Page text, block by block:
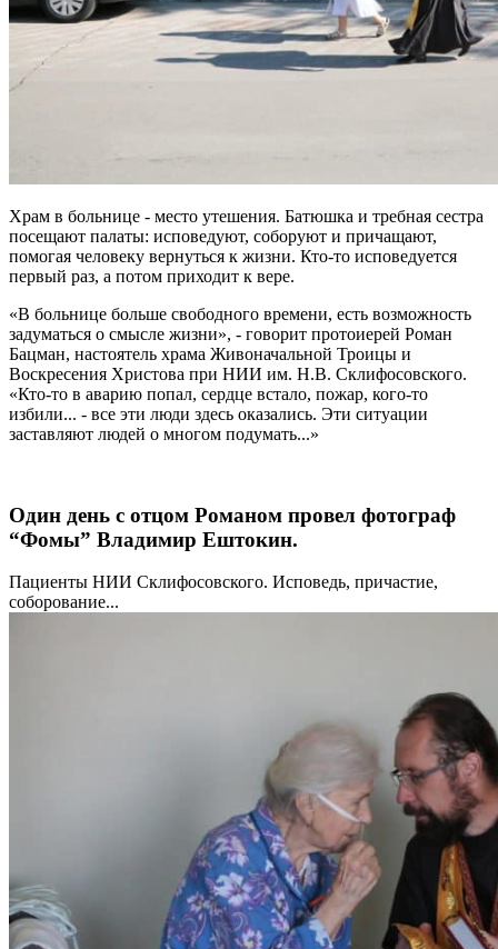
Храм в больнице - место утешения. Батюшка и требная сестра
посещают палаты: исповедуют, соборуют и причащают,
помогая человеку вернуться к жизни. Кто-то исповедуется
первый раз, а потом приходит к вере.
«В больнице больше свободного времени, есть возможность
задуматься о смысле жизни», - говорит протоиерей Роман
Бацман, настоятель храма Живоначальной Троицы и
Воскресения Христова при НИИ им. Н.В. Склифосовского.
«Кто-то в аварию попал, сердце встало, пожар, кого-то
избили... - все эти люди здесь оказались. Эти ситуации
заставляют людей о многом подумать...»
Один день с отцом Романом провел фотограф
“Фомы” Владимир Ештокин.
Пациенты НИИ Склифосовского. Исповедь, причастие,
соборование...